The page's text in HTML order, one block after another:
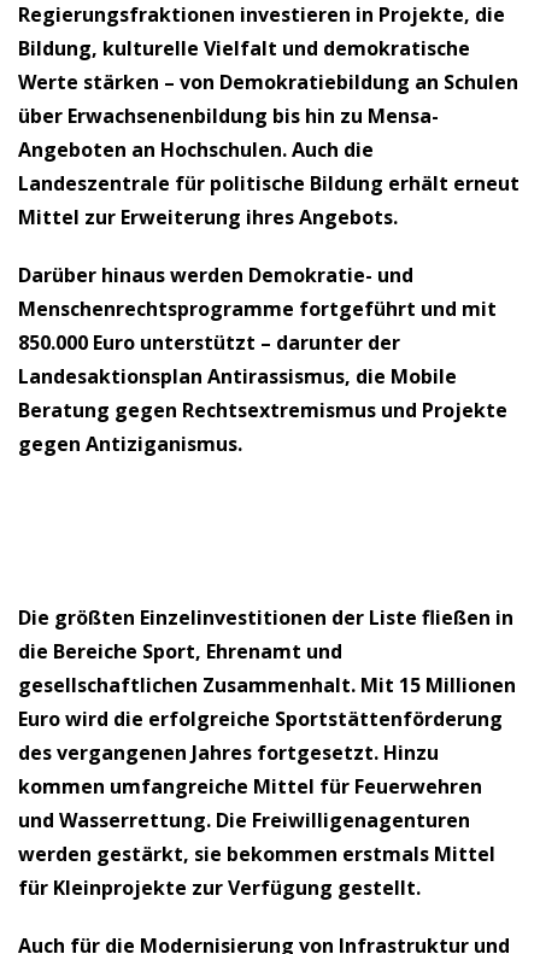
Regierungsfraktionen investieren in Projekte, die
Bildung, kulturelle Vielfalt und demokratische
Werte stärken – von Demokratiebildung an Schulen
über Erwachsenenbildung bis hin zu Mensa-
Angeboten an Hochschulen. Auch die
Landeszentrale für politische Bildung erhält erneut
Mittel zur Erweiterung ihres Angebots.
Darüber hinaus werden Demokratie- und
Menschenrechtsprogramme fortgeführt und mit
850.000 Euro unterstützt – darunter der
Landesaktionsplan Antirassismus, die Mobile
Beratung gegen Rechtsextremismus und Projekte
gegen Antiziganismus.
Die größten Einzelinvestitionen der Liste fließen in
die Bereiche Sport, Ehrenamt und
gesellschaftlichen Zusammenhalt. Mit 15 Millionen
Euro wird die erfolgreiche Sportstättenförderung
des vergangenen Jahres fortgesetzt. Hinzu
kommen umfangreiche Mittel für Feuerwehren
und Wasserrettung. Die Freiwilligenagenturen
werden gestärkt, sie bekommen erstmals Mittel
für Kleinprojekte zur Verfügung gestellt.
Auch für die Modernisierung von Infrastruktur und